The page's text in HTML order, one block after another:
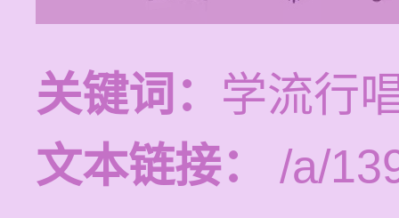
关键词： 学流行
文本链接：
/a/